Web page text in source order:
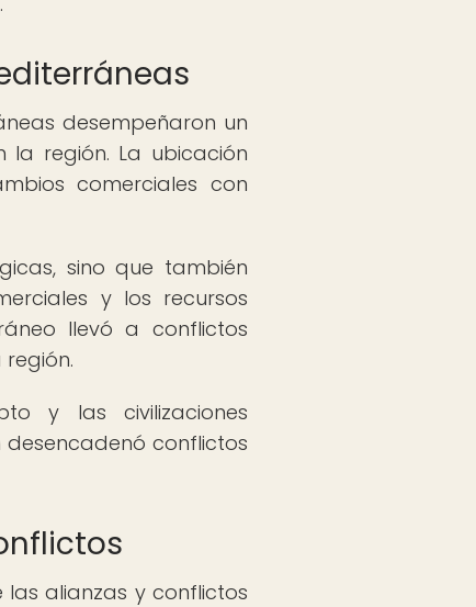
desempeñaron un
región. La ubicación
comerciales con
sino que también
y los recursos
llevó a conflictos
y las civilizaciones
conflictos
alianzas y conflictos